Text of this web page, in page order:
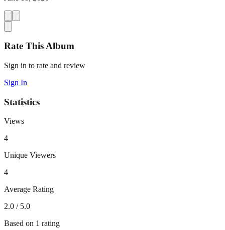
Rate This Album
Sign in to rate and review
Sign In
Statistics
Views
4
Unique Viewers
4
Average Rating
2.0 / 5.0
Based on 1 rating